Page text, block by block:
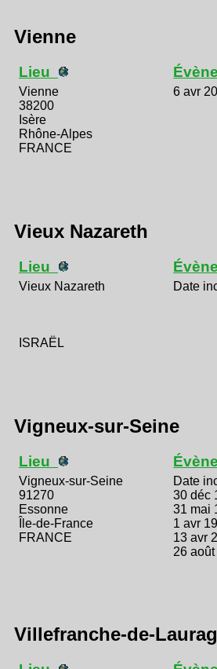
Vienne
Lieu
Vienne
38200
Isère
Rhône-Alpes
FRANCE
6 avr
Vieux Nazareth
Lieu
Vieux Nazareth
ISRAËL
Date
Vigneux-sur-Seine
Lieu
Vigneux-sur-Seine
91270
Essonne
Île-de-France
FRANCE
Date
30 déc
31 mai
1 avr
13 avr
26
Villefranche-de-